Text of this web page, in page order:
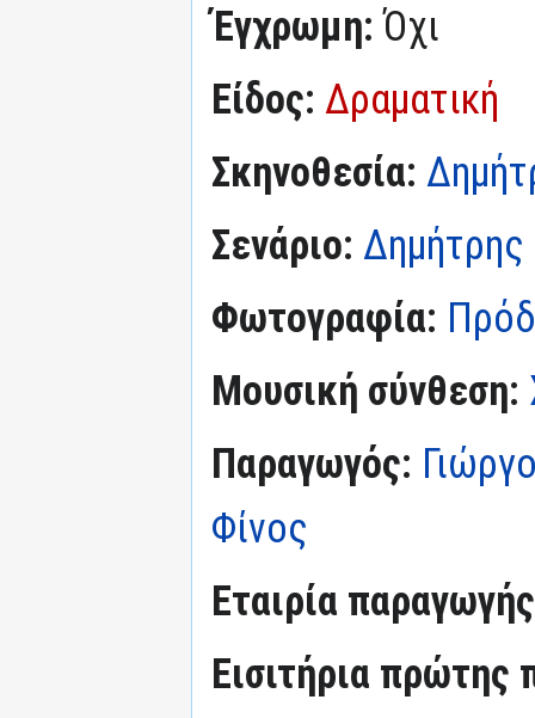
Έγχρωμη:Όχι
Είδος: Δραματική
Σκηνοθεσία:
Σενάριο:
Φωτογραφία:
Μουσική σύνθεση:
Παραγωγός:
Φίνος
Εταιρία
Εισιτήρια πρώτης